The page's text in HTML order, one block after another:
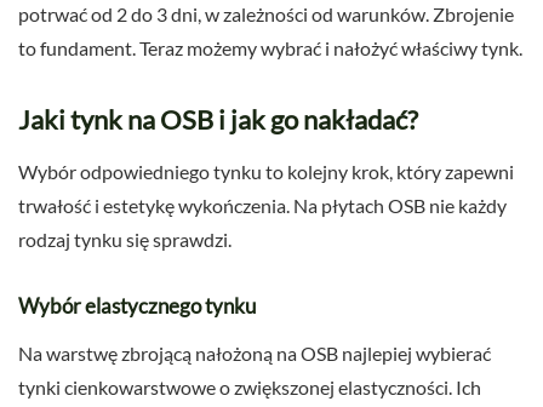
potrwać od 2 do 3 dni, w zależności od warunków. Zbrojenie
to fundament. Teraz możemy wybrać i nałożyć właściwy tynk.
Jaki tynk na OSB i jak go nakładać?
Wybór odpowiedniego tynku to kolejny krok, który zapewni
trwałość i estetykę wykończenia. Na płytach OSB nie każdy
rodzaj tynku się sprawdzi.
Wybór elastycznego tynku
Na warstwę zbrojącą nałożoną na OSB najlepiej wybierać
tynki cienkowarstwowe o zwiększonej elastyczności. Ich